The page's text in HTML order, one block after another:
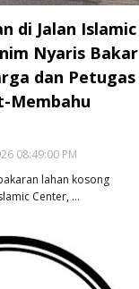
di Jalan Islamic
Nyaris Bakar
dan Petugas
Membahu
08:49:00 PM
lahan kosong
Center, …